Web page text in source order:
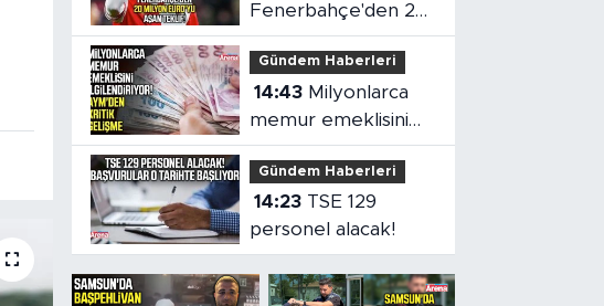
Fenerbahçe'den 20
milyon euro'yu aşan
teklif
Gündem Haberleri
14:43
memur emeklisini
ilgilendiriyor!
Gündem Haberleri
14:23
personel alacak!